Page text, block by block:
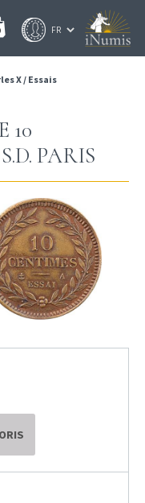
X/ Essais
10
PARIS